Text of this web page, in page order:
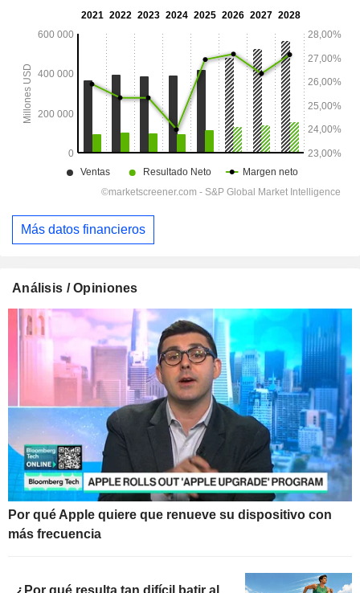
Más datos financieros
Análisis / Opiniones
Por qué Apple quiere que renueve su dispositivo con
más frecuencia